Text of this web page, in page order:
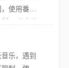
使用番茄
却突然弹
提示语。
乐，遇到